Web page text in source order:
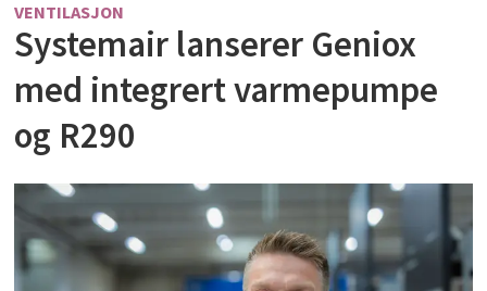
VENTILASJON
Systemair lanserer Geniox
med integrert varmepumpe
og R290